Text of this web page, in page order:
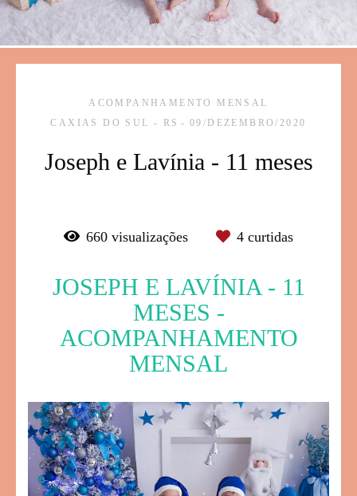
ACOMPANHAMENTO MENSAL
CAXIAS DO SUL - RS
09/DEZEMBRO/2020
Joseph e Lavínia - 11 meses
660 visualizações 4 curtidas
JOSEPH E LAVÍNIA - 11
MESES -
ACOMPANHAMENTO
MENSAL